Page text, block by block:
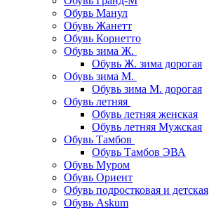
Обувь Манул
Обувь Жанетт
Обувь Корнетто
Обувь зима Ж.
Обувь Ж. зима дорогая
Обувь зима М.
Обувь зима М. дорогая
Обувь летняя
Обувь летняя женская
Обувь летняя Мужская
Обувь Тамбов
Обувь Тамбов ЭВА
Обувь Муром
Обувь Ориент
Обувь подростковая и детская
Обувь Askum